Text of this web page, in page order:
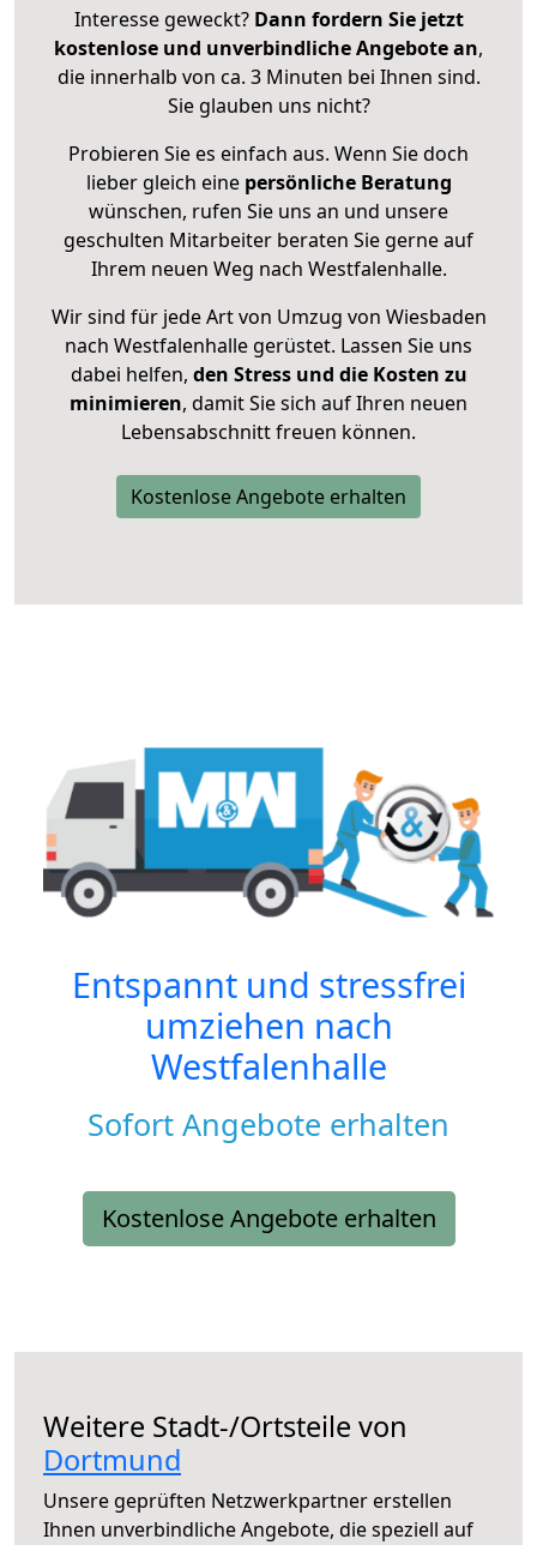
Interesse geweckt? Dann fordern Sie jetzt
kostenlose und unverbindliche Angebote an,
die innerhalb von ca. 3 Minuten bei Ihnen sind.
Sie glauben uns nicht?
Probieren Sie es einfach aus. Wenn Sie doch
lieber gleich eine persönliche Beratung
wünschen, rufen Sie uns an und unsere
geschulten Mitarbeiter beraten Sie gerne auf
Ihrem neuen Weg nach Westfalenhalle.
Wir sind für jede Art von Umzug von Wiesbaden
nach Westfalenhalle gerüstet. Lassen Sie uns
dabei helfen, den Stress und die Kosten zu
minimieren, damit Sie sich auf Ihren neuen
Lebensabschnitt freuen können.
Kostenlose Angebote erhalten
Entspannt und stressfrei
umziehen nach
Westfalenhalle
Sofort Angebote erhalten
Kostenlose Angebote erhalten
Weitere Stadt-/Ortsteile von
Dortmund
Unsere geprüften Netzwerkpartner erstellen
Ihnen unverbindliche Angebote, die speziell auf